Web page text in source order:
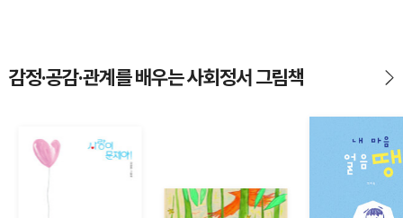
감정·공감·관계를 배우는 사회정서 그림책